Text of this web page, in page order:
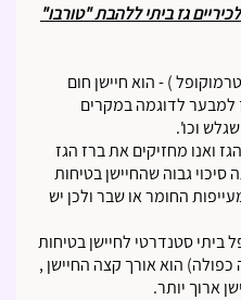
גז ביתי ללהבת "טורבו"
) - הוא חיישן חום
למבער לדוגמה במקרים
וכו'.
ואנו מחזיקים את ברז הגז
כבתה סיכוי גבוה שהחיישן בטיחות
החומר או שבר ולכן יש
ביתי סטנדרטי לחיישן בטיחות
הוא אורך קצה החיישן ,
ארוך יותר.